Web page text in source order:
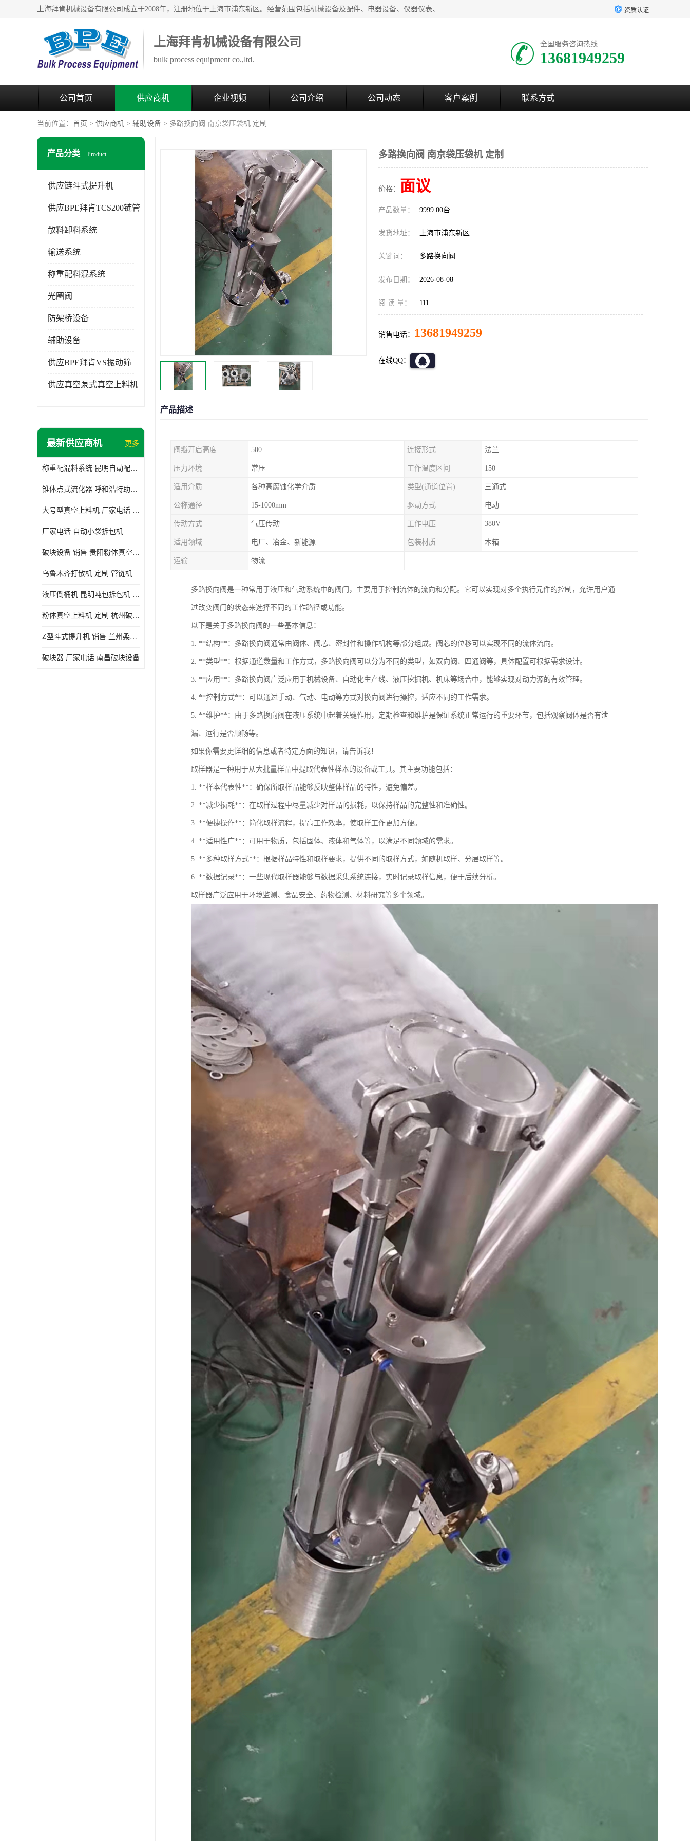
上海拜肯机械设备有限公司成立于2008年，注册地位于上海市浦东新区。经营范围包括机械设备及配件、电器设备、仪器仪表、化工原料及产品、软件及辅助设备，机械设备及配件的制造、加工等；主要产品有：气力输送，小袋倒袋站，吨袋倒袋站，倒桶机，集装箱卸料系统，Z型斗式输送机，螺旋输送机，管链输送机，真空上料机，流化器，配混料系统，软管等。 资质认证
上海拜肯机械设备有限公司
bulk process equipment co.,ltd.
全国服务咨询热线:
13681949259
公司首页 供应商机 企业视频 公司介绍 公司动态 客户案例 联系方式
当前位置： 首页 > 供应商机 > 辅助设备 > 多路换向阀 南京袋压袋机 定制
产品分类 Product
供应链斗式提升机
供应BPE拜肯TCS200链管
散料卸料系统
输送系统
称重配料混系统
光圈阀
防架桥设备
辅助设备
供应BPE拜肯VS振动筛
供应真空泵式真空上料机
最新供应商机 更多
称重配混料系统 昆明自动配料系统 厂家电话
锥体点式流化器 呼和浩特助流料斗 厂家
大号型真空上料机 厂家电话 武汉粉体料管链机
厂家电话 自动小袋拆包机
破块设备 销售 贵阳粉体真空上料机
乌鲁木齐打散机 定制 管链机
液压倒桶机 昆明吨包拆包机 定制
粉体真空上料机 定制 杭州破块器
Z型斗式提升机 销售 兰州柔性螺旋输送机
破块器 厂家电话 南昌破块设备
多路换向阀 南京袋压袋机 定制
价格： 面议
产品数量： 9999.00台
发货地址： 上海市浦东新区
关键词： 多路换向阀
发布日期： 2026-08-08
阅 读 量： 111
销售电话： 13681949259
在线QQ：
产品描述
阀瓣开启高度 500 连接形式 法兰
压力环境 常压 工作温度区间 150
适用介质 各种高腐蚀化学介质 类型(通道位置) 三通式
公称通径 15-1000mm 驱动方式 电动
传动方式 气压传动 工作电压 380V
适用领域 电厂、冶金、新能源 包装材质 木箱
运输 物流
多路换向阀是一种常用于液压和气动系统中的阀门，主要用于控制流体的流向和分配。它可以实现对多个执行元件的控制，允许用户通
过改变阀门的状态来选择不同的工作路径或功能。
以下是关于多路换向阀的一些基本信息：
1. **结构**：多路换向阀通常由阀体、阀芯、密封件和操作机构等部分组成。阀芯的位移可以实现不同的流体流向。
2. **类型**：根据通道数量和工作方式，多路换向阀可以分为不同的类型，如双向阀、四通阀等，具体配置可根据需求设计。
3. **应用**：多路换向阀广泛应用于机械设备、自动化生产线、液压挖掘机、机床等场合中，能够实现对动力源的有效管理。
4. **控制方式**：可以通过手动、气动、电动等方式对换向阀进行操控，适应不同的工作需求。
5. **维护**：由于多路换向阀在液压系统中起着关键作用，定期检查和维护是保证系统正常运行的重要环节，包括观察阀体是否有泄
漏、运行是否顺畅等。
如果你需要更详细的信息或者特定方面的知识，请告诉我！
取样器是一种用于从大批量样品中提取代表性样本的设备或工具。其主要功能包括：
1. **样本代表性**：确保所取样品能够反映整体样品的特性，避免偏差。
2. **减少损耗**：在取样过程中尽量减少对样品的损耗，以保持样品的完整性和准确性。
3. **便捷操作**：简化取样流程，提高工作效率，使取样工作更加方便。
4. **适用性广**：可用于物质，包括固体、液体和气体等，以满足不同领域的需求。
5. **多种取样方式**：根据样品特性和取样要求，提供不同的取样方式，如随机取样、分层取样等。
6. **数据记录**：一些现代取样器能够与数据采集系统连接，实时记录取样信息，便于后续分析。
取样器广泛应用于环境监测、食品安全、药物检测、材料研究等多个领域。